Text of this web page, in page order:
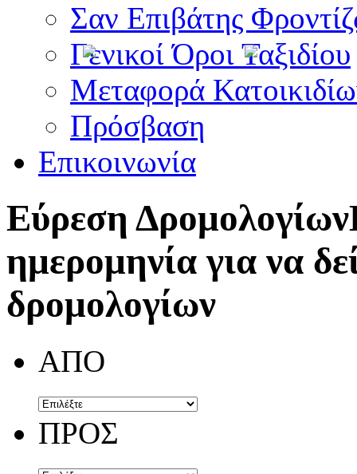
Σαν Επιβάτης
Γενικοί Όροι Ταξιδίου
Μεταφορά
Πρόσβαση
Επικοινωνία
Εύρεση Δρομολογίων
ημερομηνία για να
δρομολογίων
ΑΠΟ
ΠΡΟΣ